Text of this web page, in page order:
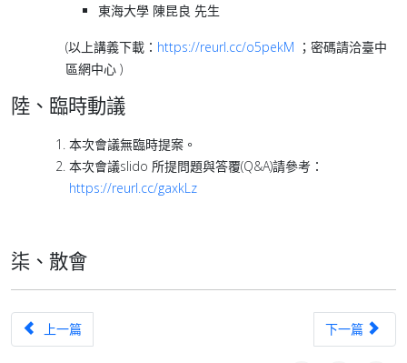
東海大學 陳昆良 先生
(以上講義下載： https://reurl.cc/o5pekM ；密碼請洽臺中
區網中心 )
陸、 臨時動議
本次會議無臨時提案。
本次會議slido 所提問題與答覆(Q&A)請參考：
https://reurl.cc/gaxkLz
柒、散會
上一篇文章：管理委員會第七十次會議
上一篇 下一篇文章：
下一篇